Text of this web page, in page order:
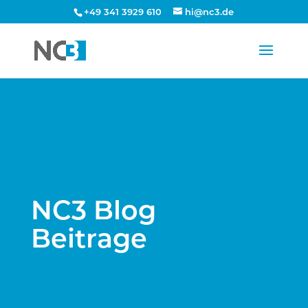
+49 341 3929 610 hi@nc3.de
NC3 Blog
Beitrage